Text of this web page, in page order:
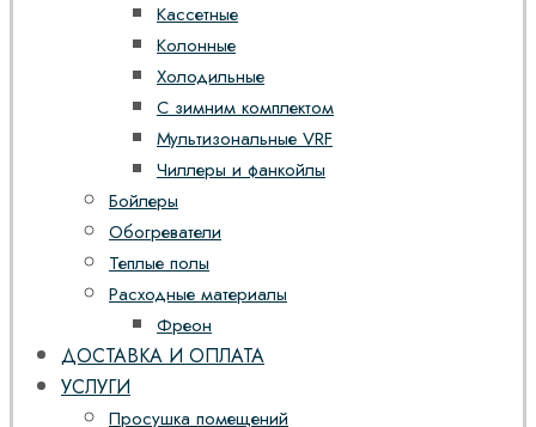
Кассетные
Колонные
Холодильные
С зимним комплектом
Мультизональные VRF
Чиллеры и фанкойлы
Бойлеры
Обогреватели
Теплые полы
Расходные материалы
Фреон
ДОСТАВКА И ОПЛАТА
УСЛУГИ
Просушка помещений